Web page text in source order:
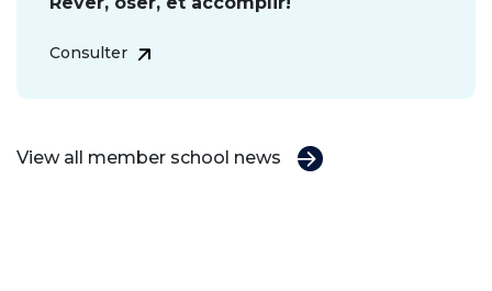
View all member school news
Consulter